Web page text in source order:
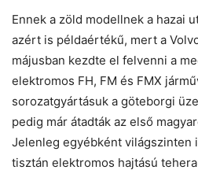
Ennek a zöld modellnek a hazai
azért is példaértékű, mert a
májusban kezdte el felvenni a
elektromos FH, FM és FMX
sorozatgyártásuk a göteborgi
pedig már átadták az első
Jelenleg egyébként világszinten
tisztán elektromos hajtású